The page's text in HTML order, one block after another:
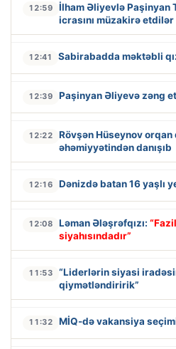
12:59
İlham Əliyevlə Paşinyan
icrasını müzakirə etdilər
12:41 Sabirabadda məktəbli
12:39 Paşinyan Əliyevə zəng
12:22
Rövşən Hüseynov
əhəmiyyətindən danışıb
12:16 Dənizdə batan 16 yaşlı
12:08 Ləman Ələşrəfqızı:
siyahısındadır”
11:53
“Liderlərin siyasi
qiymətləndiririk”
11:32 MİQ-də vakansiya